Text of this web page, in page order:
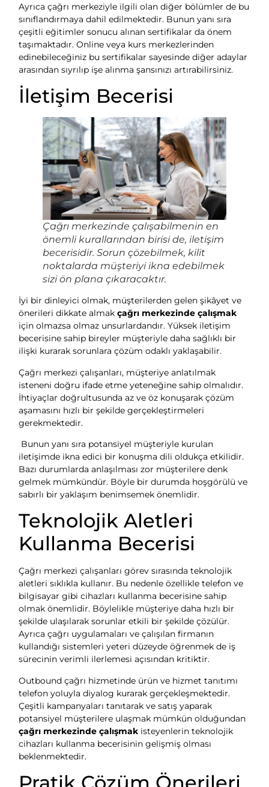
Ayrıca çağrı merkeziyle ilgili olan diğer bölümler de bu
sınıflandırmaya dahil edilmektedir. Bunun yanı sıra
çeşitli eğitimler sonucu alınan sertifikalar da önem
taşımaktadır. Online veya kurs merkezlerinden
edinebileceğiniz bu sertifikalar sayesinde diğer adaylar
arasından sıyrılıp işe alınma şansınızı artırabilirsiniz.
İletişim Becerisi
Çağrı merkezinde çalışabilmenin en
önemli kurallarından birisi de, iletişim
becerisidir. Sorun çözebilmek, kilit
noktalarda müşteriyi ikna edebilmek
sizi ön plana çıkaracaktır.
İyi bir dinleyici olmak, müşterilerden gelen şikâyet ve
önerileri dikkate almakçağrı merkezinde çalışmak
için olmazsa olmaz unsurlardandır. Yüksek iletişim
becerisine sahip bireyler müşteriyle daha sağlıklı bir
ilişki kurarak sorunlara çözüm odaklı yaklaşabilir.
Çağrı merkezi çalışanları, müşteriye anlatılmak
isteneni doğru ifade etme yeteneğine sahip olmalıdır.
İhtiyaçlar doğrultusunda az ve öz konuşarak çözüm
aşamasını hızlı bir şekilde gerçekleştirmeleri
gerekmektedir.
Bunun yanı sıra potansiyel müşteriyle kurulan
iletişimde ikna edici bir konuşma dili oldukça etkilidir.
Bazı durumlarda anlaşılması zor müşterilere denk
gelmek mümkündür. Böyle bir durumda hoşgörülü ve
sabırlı bir yaklaşım benimsemek önemlidir.
Teknolojik Aletleri
Kullanma Becerisi
Çağrı merkezi çalışanları görev sırasında teknolojik
aletleri sıklıkla kullanır. Bu nedenle özellikle telefon ve
bilgisayar gibi cihazları kullanma becerisine sahip
olmak önemlidir. Böylelikle müşteriye daha hızlı bir
şekilde ulaşılarak sorunlar etkili bir şekilde çözülür.
Ayrıca çağrı uygulamaları ve çalışılan firmanın
kullandığı sistemleri yeteri düzeyde öğrenmek de iş
sürecinin verimli ilerlemesi açısından kritiktir.
Outbound çağrı hizmetinde ürün ve hizmet tanıtımı
telefon yoluyla diyalog kurarak gerçekleşmektedir.
Çeşitli kampanyaları tanıtarak ve satış yaparak
potansiyel müşterilere ulaşmak mümkün olduğundan
çağrı merkezinde çalışmak isteyenlerin teknolojik
cihazları kullanma becerisinin gelişmiş olması
beklenmektedir.